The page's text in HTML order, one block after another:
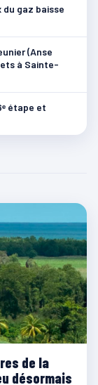
gaz baisse
(Anse
à Sainte-
étape et
de la
désormais